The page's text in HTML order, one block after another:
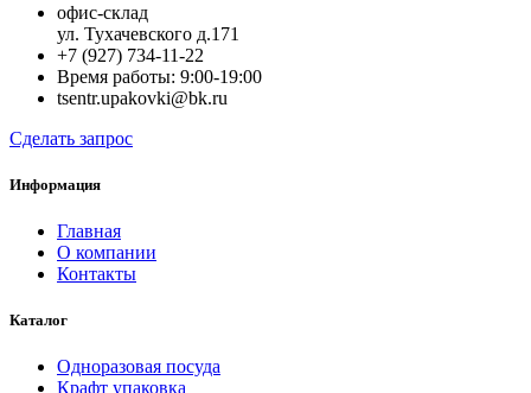
офис-склад
ул. Тухачевского д.171
+7 (927) 734-11-22
Время работы: 9:00-19:00
tsentr.upakovki@bk.ru
Сделать запрос
Информация
Главная
О компании
Контакты
Каталог
Одноразовая посуда
Крафт упаковка